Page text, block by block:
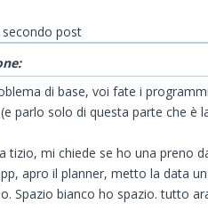
post
di base, voi fate i
parlo solo di questa parte che è
tizio, mi chiede se ho una preno
apro il planner, metto la data
Spazio bianco ho spazio. tutto